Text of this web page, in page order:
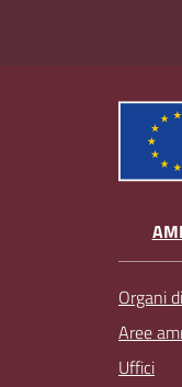
Organi
Aree
Uffici